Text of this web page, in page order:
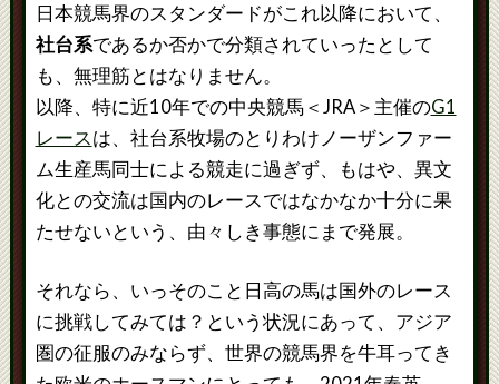
日本競馬界のスタンダードがこれ以降において、
社台系であるか否かで分類されていったとして
も、無理筋とはなりません。
以降、特に近10年での中央競馬＜JRA＞主催のG1
レース は、社台系牧場のとりわけノーザンファー
ム生産馬同士による競走に過ぎず、もはや、異文
化との交流は国内のレースではなかなか十分に果
たせないという、由々しき事態にまで発展。
それなら、いっそのこと日高の馬は国外のレース
に挑戦してみては？という状況にあって、アジア
圏の征服のみならず、世界の競馬界を牛耳ってき